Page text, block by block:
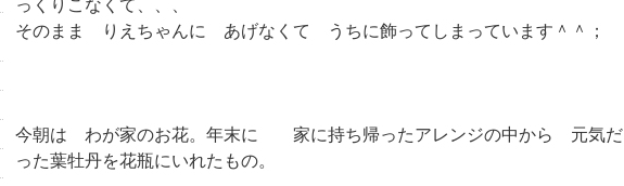
っくりこなくて、、、
そのまま りえちゃんに あげなくて うちに飾ってしまっています＾＾；
今朝は わが家のお花。年末に 家に持ち帰ったアレンジの中から 元気だ
った葉牡丹を花瓶にいれたもの。